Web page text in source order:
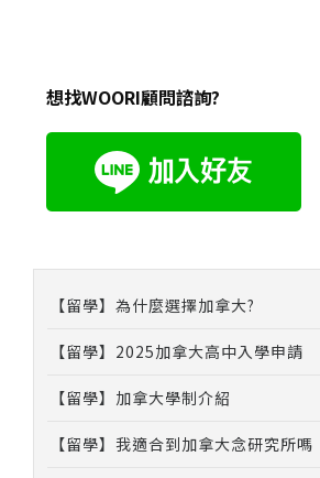
想找WOORI顧問諮詢?
【留學】為什麼選擇加拿大?
【留學】2025加拿大高中入學申請
【留學】加拿大學制介紹
【留學】我適合到加拿大念研究所嗎